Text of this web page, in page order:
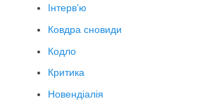
Інтерв’ю
Ковдра сновиди
Кодло
Критика
Новендіалія